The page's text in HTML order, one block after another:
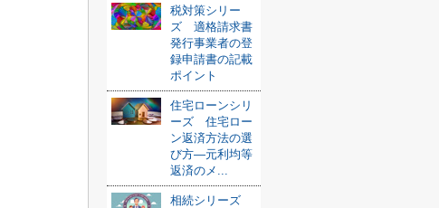
税対策シリー
ズ 適格請求書
発行事業者の登
録申請書の記載
ポイント
住宅ローンシリ
ーズ 住宅ロー
ン返済方法の選
び方—元利均等
返済のメ...
相続シリーズ